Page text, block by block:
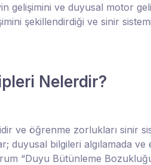
gelişimini ve duyusal motor
şekillendirdiği ve sinir
Nelerdir?
ve öğrenme zorlukları sinir
bilgileri algılamada
“Duyu Bütünleme